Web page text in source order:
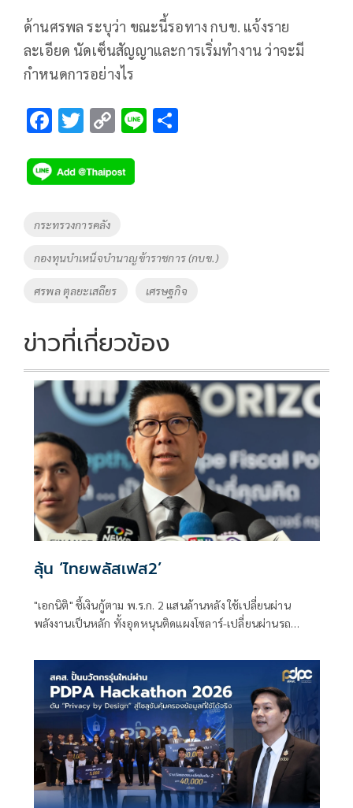
ด้านศรพล ระบุว่า ขณะนี้รอทาง กบข. แจ้งราย
ละเอียด นัดเซ็นสัญญาและการเริ่มทำงาน ว่าจะมี
กำหนดการอย่างไร
F
e
b
o
k
T
tt
er
C
p
y
k
Li
Tags
กระทรวงการคลัง
กองทุนบำเหน็จบำนาญข้าราชการ (กบข.)
ศรพล ตุลยะเสถียร เศรษฐกิจ
ข่าวที่เกี่ยวข้อง
ลุ้น ‘ไทยพลัสเฟส2’
"เอกนิติ" ชี้เงินกู้ตาม พ.ร.ก. 2 แสนล้านหลัง ใช้เปลี่ยนผ่าน
พลังงานเป็นหลัก ทั้งอุดหนุนติดแผงโซลาร์-เปลี่ยนผ่านรถ
พร้อมให้ใช้กับไทยเที่ยวไทยพลัส ส่วนไทยช่วยไทยพลัส เฟส 2
รอประเมินความเหมาะสม นายกฯ เผยจะพยายาม